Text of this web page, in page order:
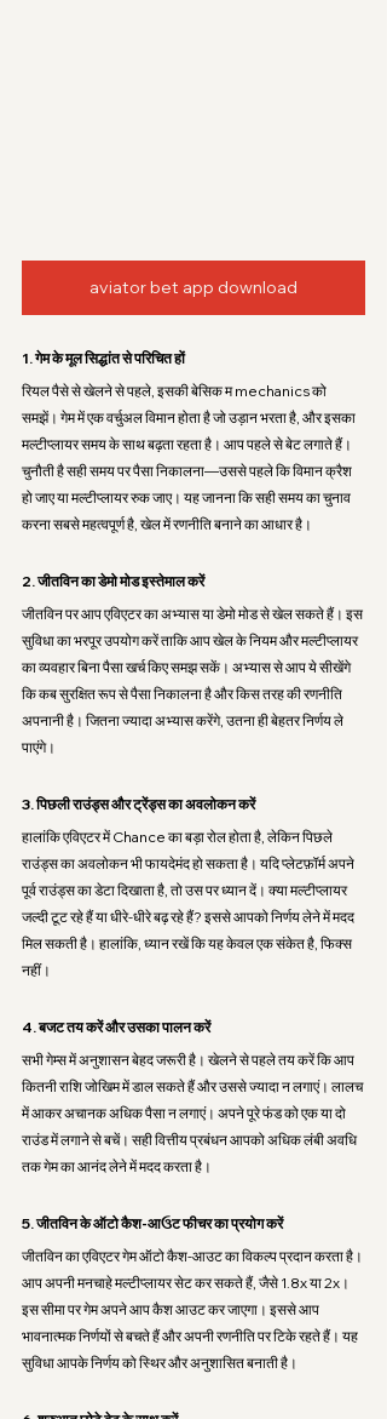
aviator bet app download
1. गेम के मूल सिद्धांत से परिचित हों
रियल पैसे से खेलने से पहले, इसकी बेसिक म mechanics को
समझें। गेम में एक वर्चुअल विमान होता है जो उड़ान भरता है, और इसका
मल्टीप्लायर समय के साथ बढ़ता रहता है। आप पहले से बेट लगाते हैं।
चुनौती है सही समय पर पैसा निकालना—उससे पहले कि विमान क्रैश
हो जाए या मल्टीप्लायर रुक जाए। यह जानना कि सही समय का चुनाव
करना सबसे महत्वपूर्ण है, खेल में रणनीति बनाने का आधार है।
2. जीतविन का डेमो मोड इस्तेमाल करें
जीतविन पर आप एविएटर का अभ्यास या डेमो मोड से खेल सकते हैं। इस
सुविधा का भरपूर उपयोग करें ताकि आप खेल के नियम और मल्टीप्लायर
का व्यवहार बिना पैसा खर्च किए समझ सकें। अभ्यास से आप ये सीखेंगे
कि कब सुरक्षित रूप से पैसा निकालना है और किस तरह की रणनीति
अपनानी है। जितना ज्यादा अभ्यास करेंगे, उतना ही बेहतर निर्णय ले
पाएंगे।
3. पिछली राउंड्स और ट्रेंड्स का अवलोकन करें
हालांकि एविएटर में Chance का बड़ा रोल होता है, लेकिन पिछले
राउंड्स का अवलोकन भी फायदेमंद हो सकता है। यदि प्लेटफ़ॉर्म अपने
पूर्व राउंड्स का डेटा दिखाता है, तो उस पर ध्यान दें। क्या मल्टीप्लायर
जल्दी टूट रहे हैं या धीरे-धीरे बढ़ रहे हैं? इससे आपको निर्णय लेने में मदद
मिल सकती है। हालांकि, ध्यान रखें कि यह केवल एक संकेत है, फिक्स
नहीं।
4. बजट तय करें और उसका पालन करें
सभी गेम्स में अनुशासन बेहद जरूरी है। खेलने से पहले तय करें कि आप
कितनी राशि जोखिम में डाल सकते हैं और उससे ज्यादा न लगाएं। लालच
में आकर अचानक अधिक पैसा न लगाएं। अपने पूरे फंड को एक या दो
राउंड में लगाने से बचें। सही वित्तीय प्रबंधन आपको अधिक लंबी अवधि
तक गेम का आनंद लेने में मदद करता है।
5. जीतविन के ऑटो कैश-आઉट फीचर का प्रयोग करें
जीतविन का एविएटर गेम ऑटो कैश-आउट का विकल्प प्रदान करता है।
आप अपनी मनचाहे मल्टीप्लायर सेट कर सकते हैं, जैसे 1.8x या 2x।
इस सीमा पर गेम अपने आप कैश आउट कर जाएगा। इससे आप
भावनात्मक निर्णयों से बचते हैं और अपनी रणनीति पर टिके रहते हैं। यह
सुविधा आपके निर्णय को स्थिर और अनुशासित बनाती है।